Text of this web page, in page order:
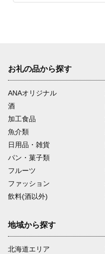
お礼の品から探す
ANAオリジナル
酒
加工食品
魚介類
日用品・雑貨
パン・菓子類
フルーツ
ファッション
飲料(酒以外)
地域から探す
北海道エリア